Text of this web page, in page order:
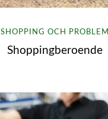
SHOPPING OCH PROBLEM
Shoppingberoende